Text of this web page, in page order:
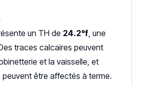
un TH de 24.2°f, une
traces calcaires peuvent
et la vaisselle, et
être affectés à terme.